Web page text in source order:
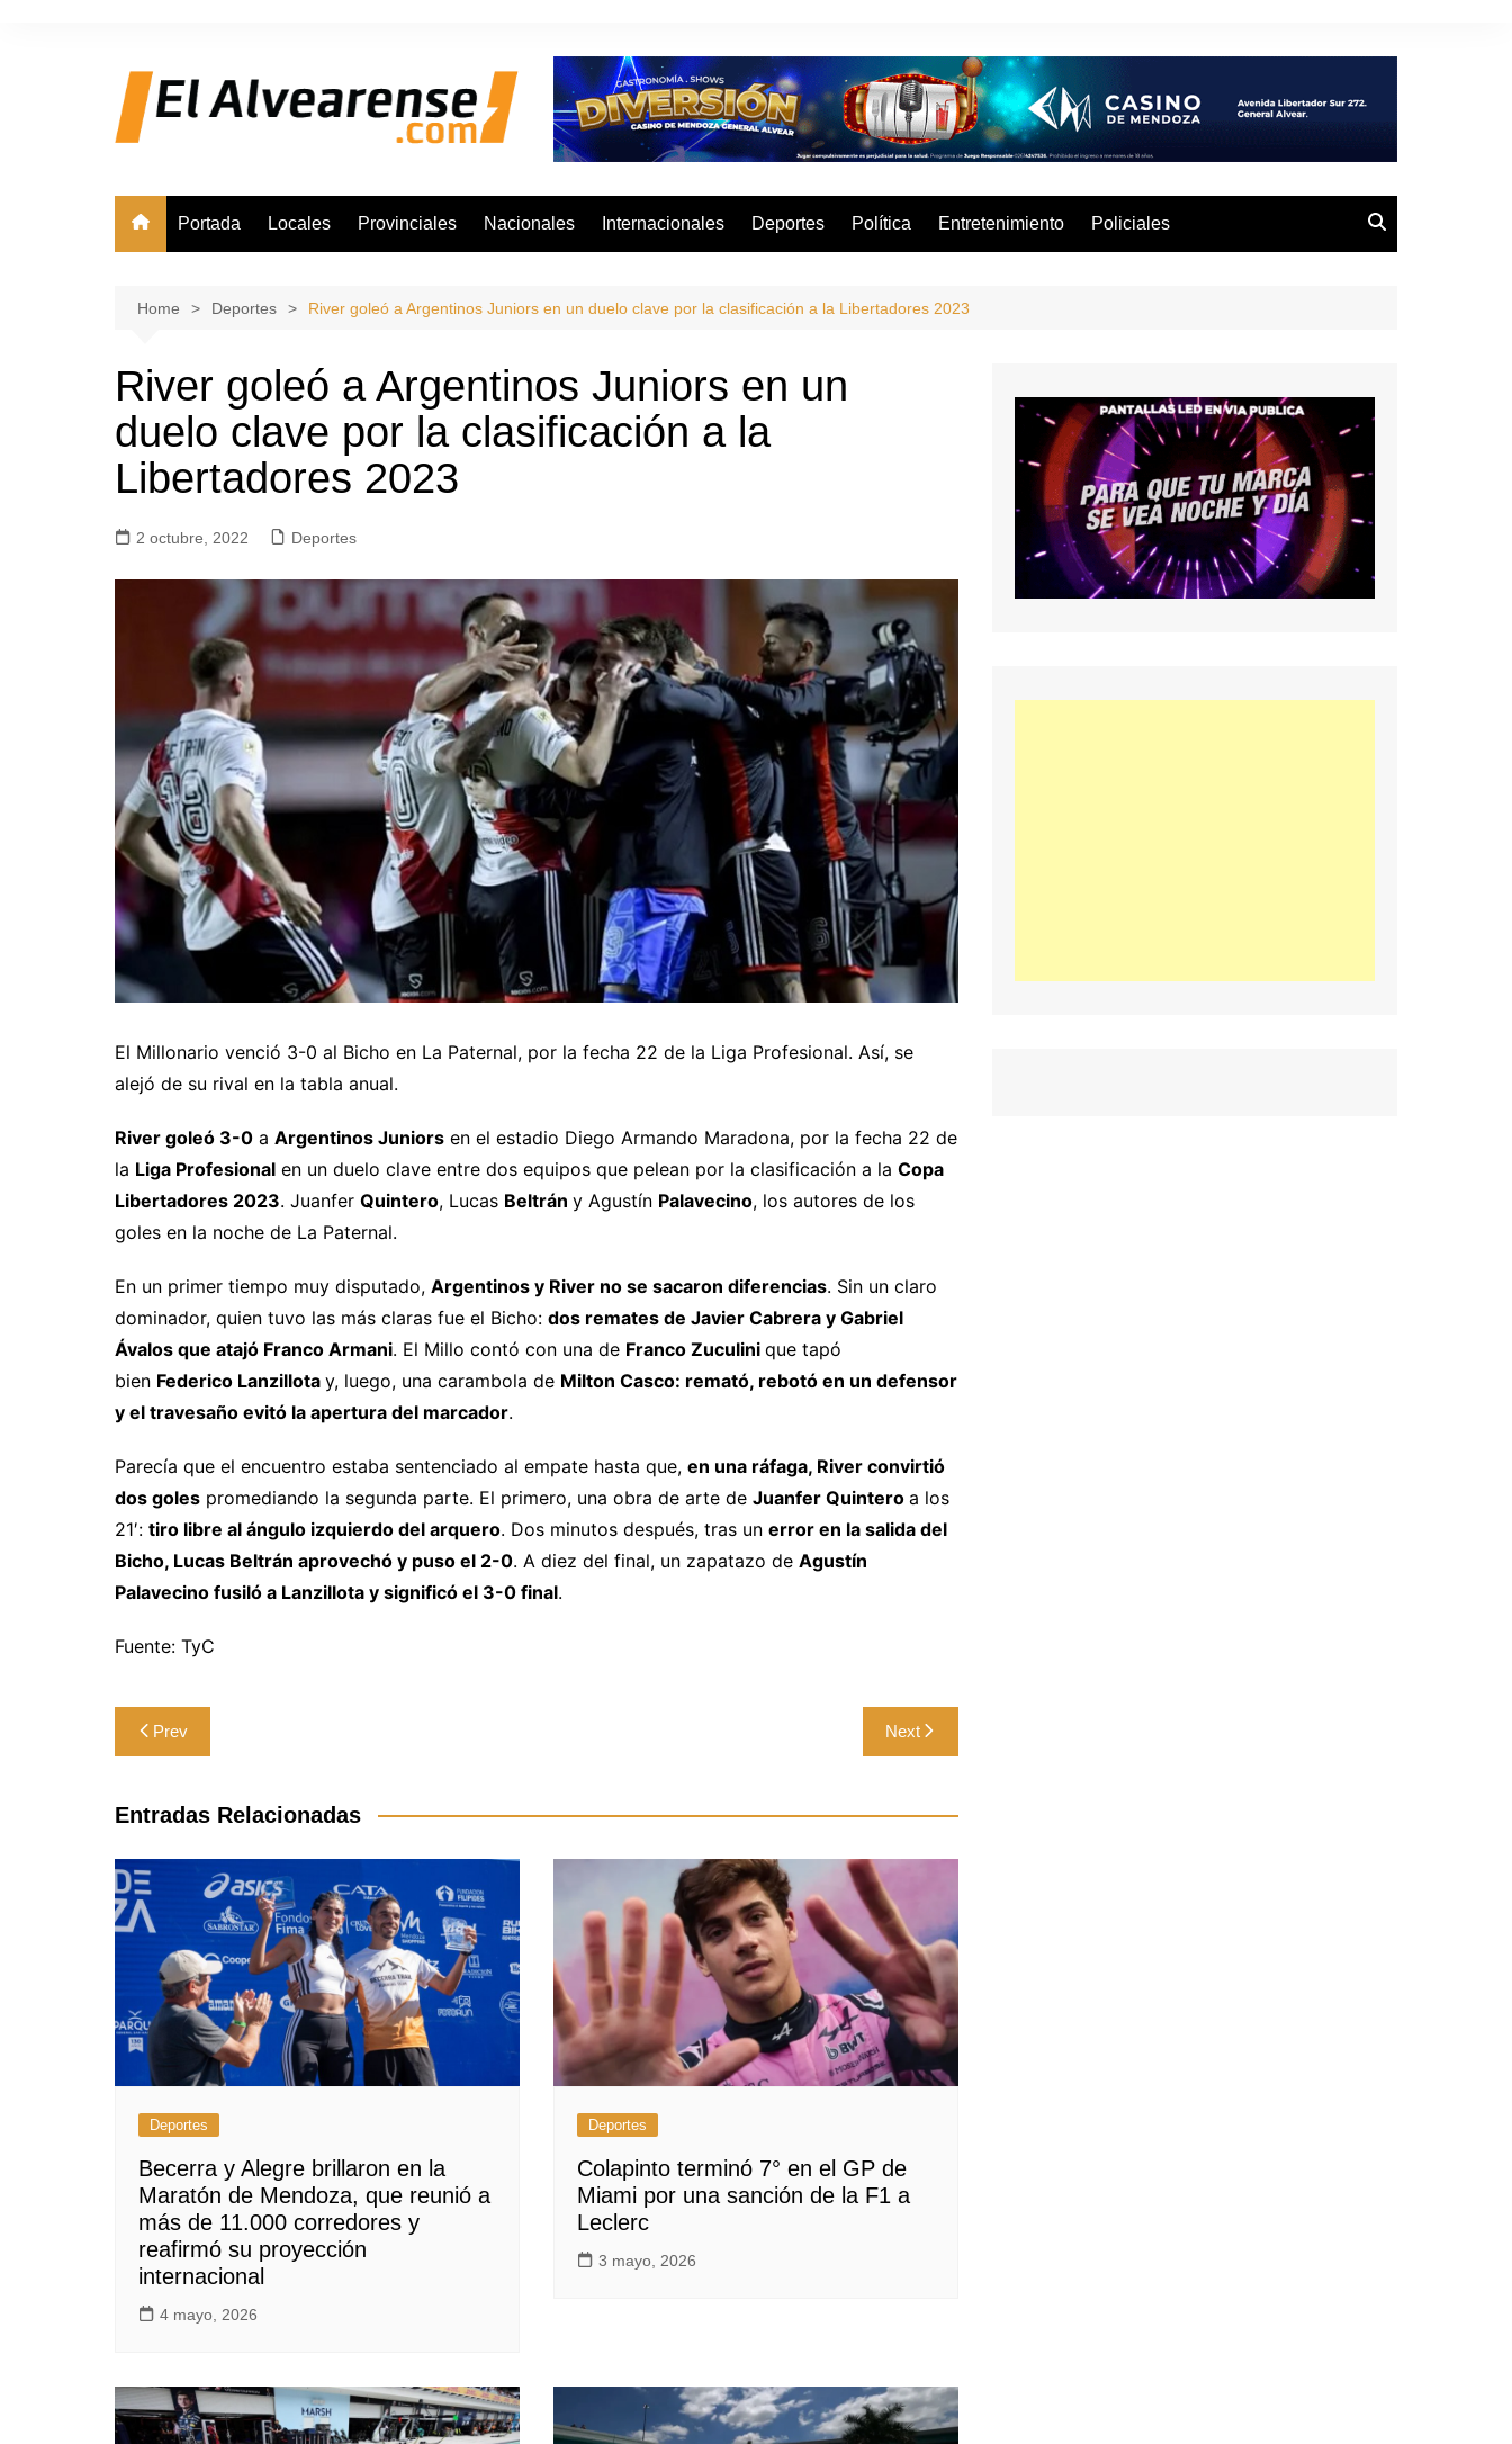
Portada Locales Provinciales Nacionales Internacionales Deportes Política Entretenimiento Policiales
Home Deportes River goleó a Argentinos Juniors en un duelo clave por la clasificación a la Libertadores 2023
River goleó a Argentinos Juniors en un
duelo clave por la clasificación a la
Libertadores 2023
2 octubre, 2022 Deportes
El Millonario venció 3-0 al Bicho en La Paternal, por la fecha 22 de la Liga Profesional. Así, se
alejó de su rival en la tabla anual.
River goleó 3-0 a Argentinos Juniors en el estadio Diego Armando Maradona, por la fecha 22 de
la Liga Profesional en un duelo clave entre dos equipos que pelean por la clasificación a la Copa
Libertadores 2023. Juanfer Quintero, Lucas Beltrán y Agustín Palavecino, los autores de los
goles en la noche de La Paternal.
En un primer tiempo muy disputado, Argentinos y River no se sacaron diferencias. Sin un claro
dominador, quien tuvo las más claras fue el Bicho: dos remates de Javier Cabrera y Gabriel
Ávalos que atajó Franco Armani. El Millo contó con una de Franco Zuculini que tapó
bien Federico Lanzillota y, luego, una carambola de Milton Casco: remató, rebotó en un defensor
y el travesaño evitó la apertura del marcador.
Parecía que el encuentro estaba sentenciado al empate hasta que, en una ráfaga, River convirtió
dos goles promediando la segunda parte. El primero, una obra de arte de Juanfer Quintero a los
21′: tiro libre al ángulo izquierdo del arquero. Dos minutos después, tras un error en la salida del
Bicho, Lucas Beltrán aprovechó y puso el 2-0. A diez del final, un zapatazo de Agustín
Palavecino fusiló a Lanzillota y significó el 3-0 final.
Fuente: TyC
Navegación
de
entradas
Prev Next
Entradas Relacionadas
Deportes
Becerra y Alegre brillaron en la
Maratón de Mendoza, que reunió a
más de 11.000 corredores y
reafirmó su proyección
internacional
4 mayo, 2026
Deportes
Colapinto terminó 7° en el GP de
Miami por una sanción de la F1 a
Leclerc
3 mayo, 2026